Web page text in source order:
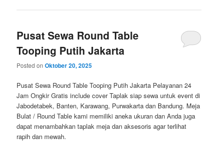
Pusat Sewa Round Table
Tooping Putih Jakarta
Posted onOktober 20, 2025
Pusat Sewa Round Table Tooping Putih Jakarta Pelayanan 24
Jam Ongkir Gratis include cover Taplak siap sewa untuk event di
Jabodetabek, Banten, Karawang, Purwakarta dan Bandung. Meja
Bulat / Round Table kami memiliki aneka ukuran dan Anda juga
dapat menambahkan taplak meja dan aksesoris agar terlihat
rapih dan mewah.